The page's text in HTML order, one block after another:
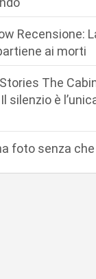
Recensione:
ai morti
The
silenzio è
foto senza